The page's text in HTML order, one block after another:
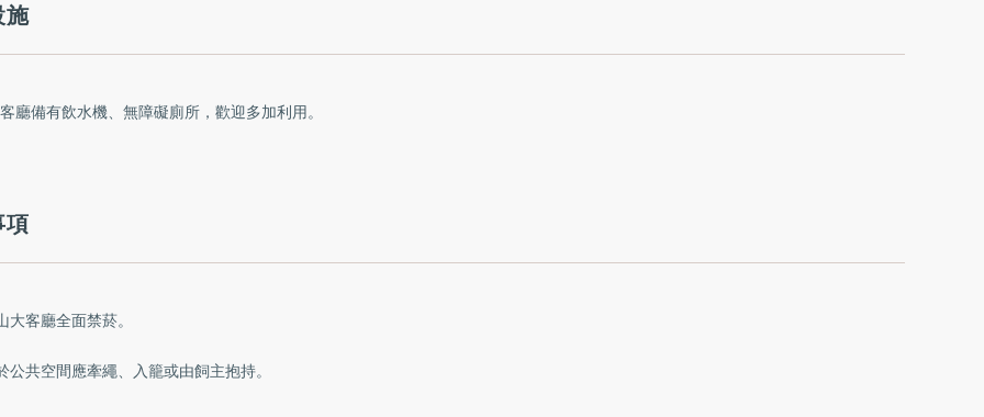
施
廳備有飲水機、無障礙廁所，歡迎多加利用。
項
大客廳全面禁菸。
公共空間應牽繩、入籠或由飼主抱持。